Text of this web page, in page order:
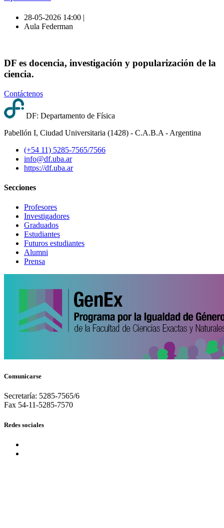
28-05-2026 14:00 |
Aula Federman
DF es docencia, investigación y popularización de la
ciencia.
Contáctenos
DF: Departamento de Física
Pabellón I, Ciudad Universitaria (1428) - C.A.B.A - Argentina
(+54 11) 5285-7565/7566
info@df.uba.ar
https://df.uba.ar
Secciones
Profesores
Investigadores
Graduados
Estudiantes
Futuros estudiantes
Alumni
Prensa
Comunicarse
Secretaría: 5285-7565/6
Fax 54-11-5285-7570
Redes sociales